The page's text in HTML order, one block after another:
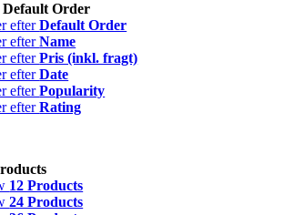
Default Order
efterDefault Order
efterName
efterPris (inkl. fragt)
efterDate
efterPopularity
efterRating
12 Products
24 Products